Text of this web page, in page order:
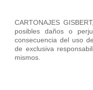
CARTONAJES
posibles daños o
consecuencia del uso
de exclusiva
mismos.